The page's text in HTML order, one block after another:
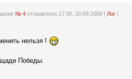
№ 4отправлено 17:30, 30.09.2009 [ Лог]
нельзя !
Победы.